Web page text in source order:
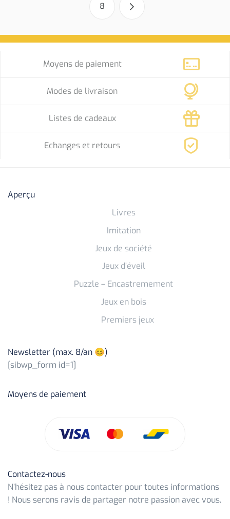
8
Moyens de paiement
Modes de livraison
Listes de cadeaux
Echanges et retours
Aperçu
Livres
Imitation
Jeux de société
Jeux d’éveil
Puzzle – Encastremement
Jeux en bois
Premiers jeux
Newsletter (max. 8/an 😊)
[sibwp_form id=1]
Moyens de paiement
Contactez-nous
N’hésitez pas à nous contacter pour toutes informations
! Nous serons ravis de partager notre passion avec vous.